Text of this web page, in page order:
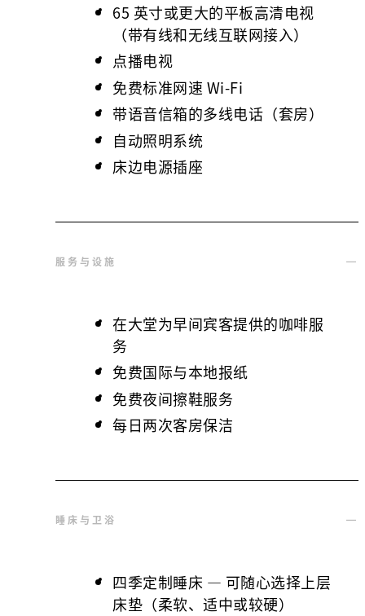
65 英寸或更大的平板高清电视
（带有线和无线互联网接入）
点播电视
免费标准网速 Wi-Fi
带语音信箱的多线电话（套房）
自动照明系统
床边电源插座
服务与设施
在大堂为早间宾客提供的咖啡服
务
免费国际与本地报纸
免费夜间擦鞋服务
每日两次客房保洁
睡床与卫浴
四季定制睡床 — 可随心选择上层
床垫（柔软、适中或较硬）